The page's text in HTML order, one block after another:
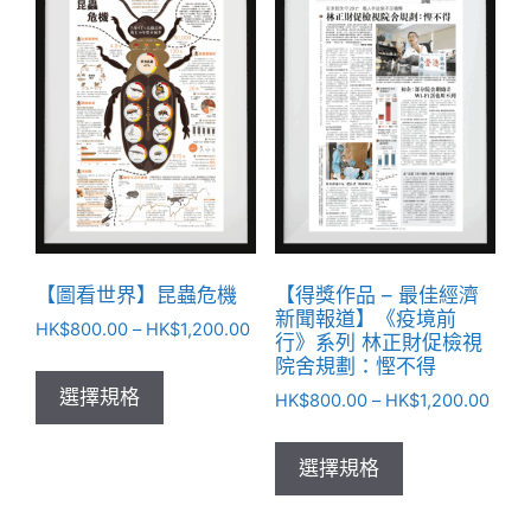
【圖看世界】昆蟲危機
HK$800.00 – HK$1,200.00
選擇規格
【得獎作品 – 最佳經濟
新聞報道】《疫境前
行》系列 林正財促檢視
院舍規劃：慳不得
HK$800.00 – HK$1,200.00
選擇規格